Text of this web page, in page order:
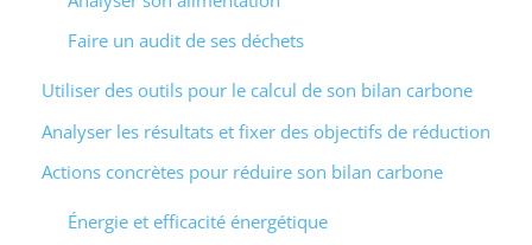
Faire un audit de ses déchets
Utiliser des outils pour le calcul de son bilan carbone
Analyser les résultats et fixer des objectifs de réduction
Actions concrètes pour réduire son bilan carbone
Énergie et efficacité énergétique